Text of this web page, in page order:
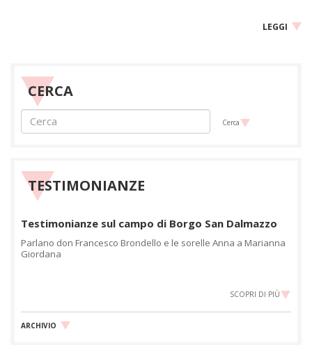
LEGGI
CERCA
Cerca
TESTIMONIANZE
Testimonianze sul campo di Borgo San Dalmazzo
Parlano don Francesco Brondello e le sorelle Anna a Marianna
Giordana
SCOPRI DI PIÙ
ARCHIVIO